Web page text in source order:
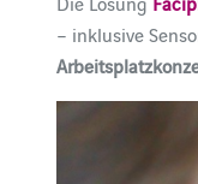
– inklusive